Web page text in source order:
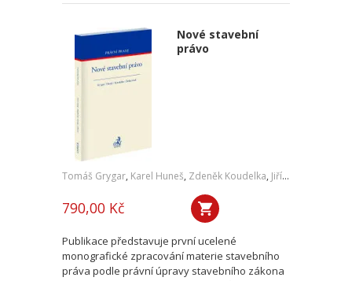
Nové stavební
právo
Tomáš Grygar, Karel Huneš, Zdeněk Koudelka, Jiří Zicha
790,00 Kč
Publikace představuje první ucelené
monografické zpracování materie stavebního
práva podle právní úpravy stavebního zákona